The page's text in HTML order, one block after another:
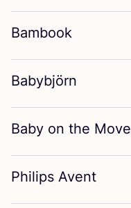
Bambook
Babybjörn
Baby on the Move
Philips Avent